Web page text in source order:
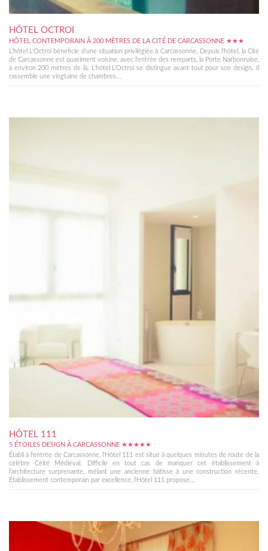
HÔTEL OCTROI
HÔTEL CONTEMPORAIN À 200 MÈTRES DE LA CITÉ DE CARCASSONNE ★★★
L'hôtel L'Octroi bénéficie d'une situation privilégiée à Carcassonne. Depuis l'hôtel, la Cité
de Carcassonne est quasiment voisine, avec l'entrée des remparts, la Porte Narbonnaise,
à environ 200 mètres de là. L'hôtel L'Octroi se distingue avant tout pour son design. Il
rassemble une vingtaine de chambres...
HÔTEL 111
5 ÉTOILES DESIGN À CARCASSONNE ★★★★★
Établi à l'entrée de Carcassonne, l'Hôtel 111 est situé à quelques minutes de route de la
célèbre Céité Médiéval. Difficile en tout cas de manquer cet établissement à
l'architecture surprenante, mêlant une ancienne bâtisse à une construction récente.
Établissement contemporain par excellence, l'Hôtel 111 propose...